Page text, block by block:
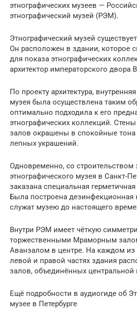
этнографических музеев —
этнографический музей (РЭМ).
Этнографический музей
Он расположен в здании, которое
для показа этнографических
архитектор императорского двора
По проекту архитектура,
музея была осуществлена таким
оптимально подходила к его
этнографических коллекций.
залов окрашены в спокойные тона
лепных украшений.
Одновременно, со строительством
этнографического музея в Санкт-
заказана специальная
Была построена дезинфекционная
служат музею до настоящего
Внутри РЭМ имеет чёткую
торжественными Мраморным
Аванзалом в центре. На каждом из
левой и правой частях здания
залов, объединённых центральной
Ещё подробности в аудиогиде об
музее в Петербурге